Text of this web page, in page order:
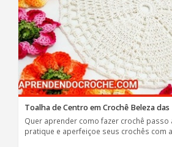
Toalha de Centro em Crochê Beleza das
Quer aprender como fazer crochê passo
pratique e aperfeiçoe seus crochês com a